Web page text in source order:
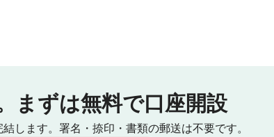
まずは無料で口座開設
します。 署名・捺印・書類の郵送は不要です。